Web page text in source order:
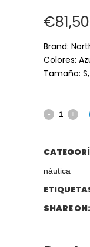
€81,50
Brand:
Colores:
Tamaño:
náutica
SHARE ON: